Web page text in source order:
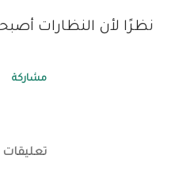
نظرًا لأن النظارات
مشاركة
تعليقات